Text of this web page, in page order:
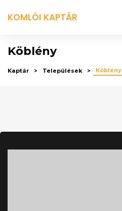
KOMLÓI KAPTÁR
Köblény
Kaptár Települések Köblény